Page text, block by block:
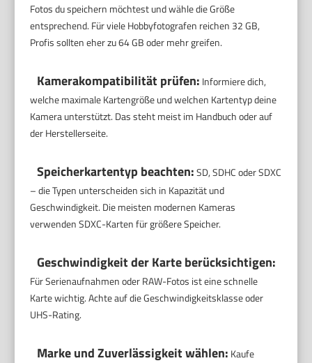
Fotos du speichern möchtest und wähle die Größe
entsprechend. Für viele Hobbyfotografen reichen 32 GB,
Profis sollten eher zu 64 GB oder mehr greifen.
Kamerakompatibilität prüfen: Informiere dich,
welche maximale Kartengröße und welchen Kartentyp deine
Kamera unterstützt. Das steht meist im Handbuch oder auf
der Herstellerseite.
Speicherkartentyp beachten:SD, SDHC oder SDXC
– die Typen unterscheiden sich in Kapazität und
Geschwindigkeit. Die meisten modernen Kameras
verwenden SDXC-Karten für größere Speicher.
Geschwindigkeit der Karte berücksichtigen:
Für Serienaufnahmen oder RAW-Fotos ist eine schnelle
Karte wichtig. Achte auf die Geschwindigkeitsklasse oder
UHS-Rating.
Marke und Zuverlässigkeit wählen: Kaufe